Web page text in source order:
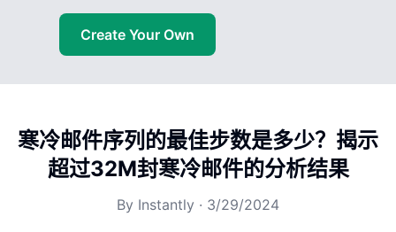
Create Your Own
寒冷邮件序列的最佳步数是多少？揭示
超过32M封寒冷邮件的分析结果
By Instantly · 3/29/2024